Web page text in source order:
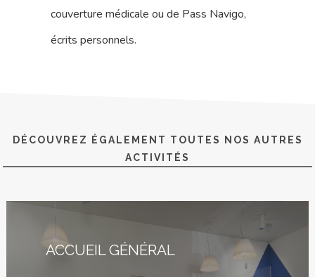
couverture médicale ou de Pass Navigo,
écrits personnels.
DÉCOUVREZ ÉGALEMENT TOUTES NOS AUTRES
ACTIVITÉS
ACCUEIL GÉNÉRAL
17 rue de l’Avre
Nous ?
Blog